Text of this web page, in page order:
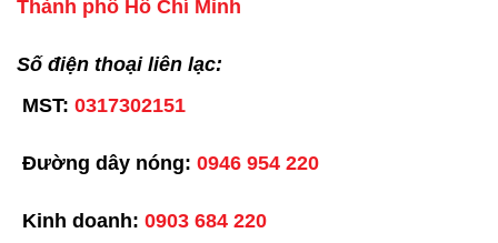
Thành phố Hồ Chí Minh
Số điện thoại liên lạc:
MST: 0317302151
Đường dây nóng: 0946 954 220
Kinh doanh: 0903 684 220